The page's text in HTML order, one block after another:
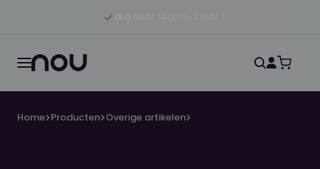
Ga naar hoofdinhoud
Ga naar hoofdnavigatie
Home Producten Overige artikelen